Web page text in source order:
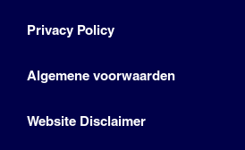
Privacy Policy
Algemene voorwaarden
Website Disclaimer